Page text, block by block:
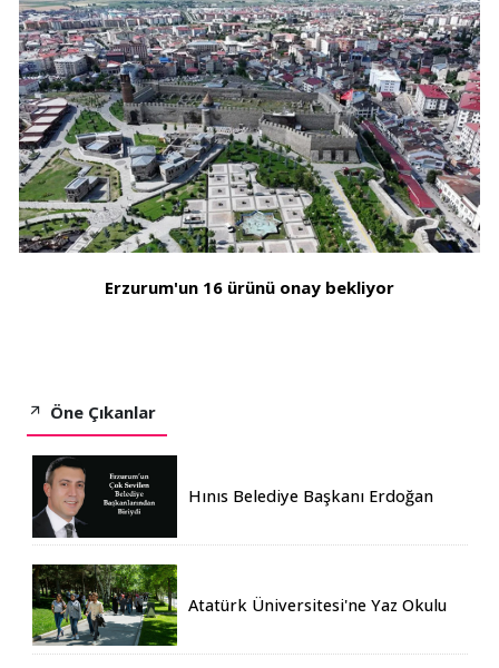
Erzurum'un 16 ürünü onay bekliyor
Öne Çıkanlar
Hınıs Belediye Başkanı Erdoğan
Atatürk Üniversitesi'ne Yaz Okulu